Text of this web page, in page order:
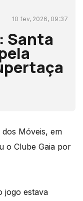
10 fev, 2026, 09:37
Santa
Móveis, em
o Clube Gaia por
jogo estava